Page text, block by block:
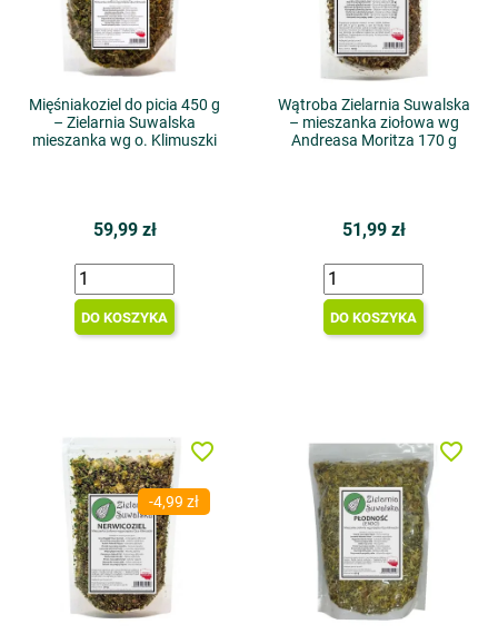
Mięśniakoziel do picia 450 g
– Zielarnia Suwalska
mieszanka wg o. Klimuszki
59,99 zł
DO KOSZYKA
Wątroba Zielarnia Suwalska
– mieszanka ziołowa wg
Andreasa Moritza 170 g
51,99 zł
DO KOSZYKA
-4,99 zł
favorite_border favorite_border